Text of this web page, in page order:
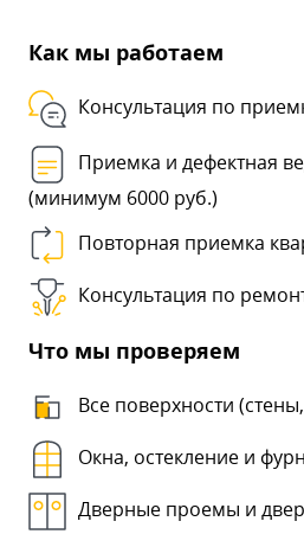
Как мы работаем
Консультация по
Приемка и дефектная
(минимум 6000 руб.)
Повторная приемка
Консультация по
Что мы проверяем
Все поверхности
Окна, остекление и
Дверные проемы и